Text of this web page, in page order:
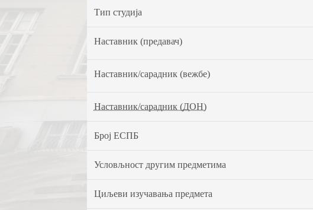
Тип студија
Наставник (предавач)
Наставник/сарадник (вежбе)
Наставник/сарадник (ДОН)
Број ЕСПБ
Условљност другим предметима
Циљеви изучавања предмета